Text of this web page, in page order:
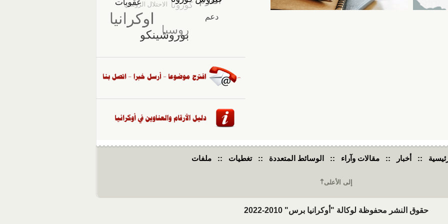
:: أخبار :: مقالات وآراء :: الوسائط المتعددة :: تغطيات :: ملفات
إلى الأعلى
حقوق النشر محفوظة لوكالة "أوكرانيا برس" 2010-2022